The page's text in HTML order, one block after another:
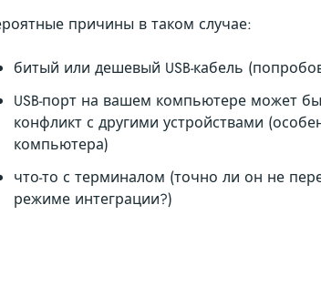
причины в таком случае:
битый или дешевый USB-кабель
USB-порт на вашем компьютере может
конфликт с другими устройствами
компьютера)
что-то с терминалом (точно ли он не
режиме интеграции?)